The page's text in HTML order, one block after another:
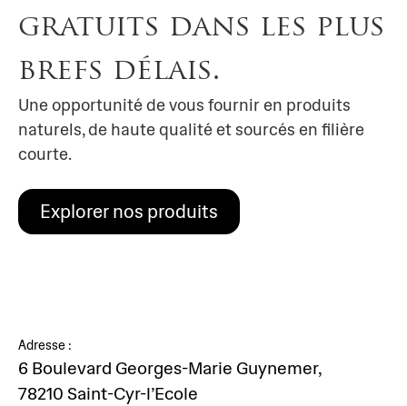
gratuits dans les plus
brefs délais.
Une opportunité de vous fournir en produits
naturels, de haute qualité et sourcés en filière
courte.
Explorer nos produits
Adresse :
6 Boulevard Georges-Marie Guynemer,
78210 Saint-Cyr-l’Ecole